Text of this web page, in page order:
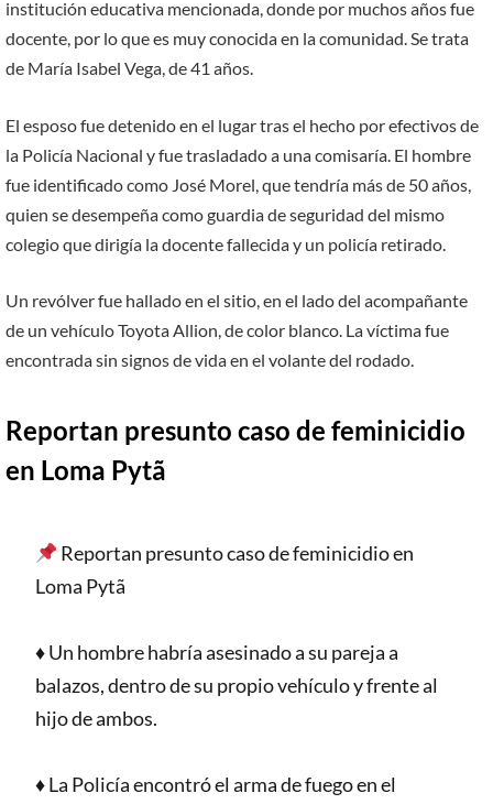
institución educativa mencionada, donde por muchos años fue
docente, por lo que es muy conocida en la comunidad. Se trata
de María Isabel Vega, de 41 años.
El esposo fue detenido en el lugar tras el hecho por efectivos de
la Policía Nacional y fue trasladado a una comisaría. El hombre
fue identificado como José Morel, que tendría más de 50 años,
quien se desempeña como guardia de seguridad del mismo
colegio que dirigía la docente fallecida y un policía retirado.
Un revólver fue hallado en el sitio, en el lado del acompañante
de un vehículo Toyota Allion, de color blanco. La víctima fue
encontrada sin signos de vida en el volante del rodado.
Reportan presunto caso de feminicidio
en Loma Pytã
Reportan presunto caso de feminicidio en
Loma Pytã
♦️ Un hombre habría asesinado a su pareja a
balazos, dentro de su propio vehículo y frente al
hijo de ambos.
♦️ La Policía encontró el arma de fuego en el